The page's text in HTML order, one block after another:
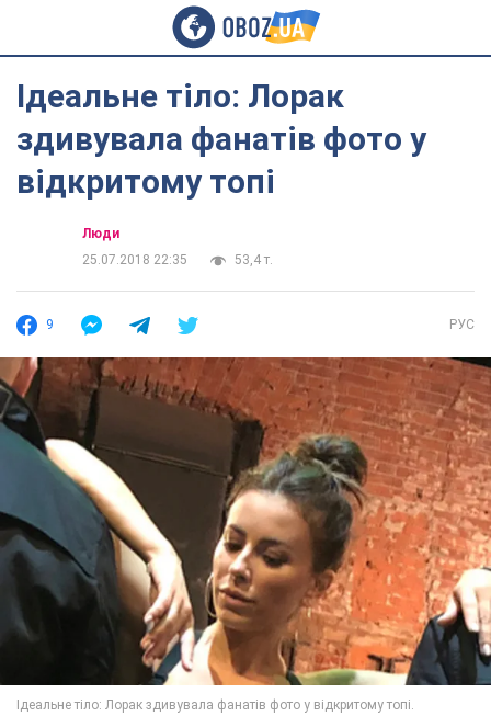
Ідеальне тіло: Лорак
здивувала фанатів фото у
відкритому топі
Люди
25.07.2018 22:35
53,4 т.
9 РУС